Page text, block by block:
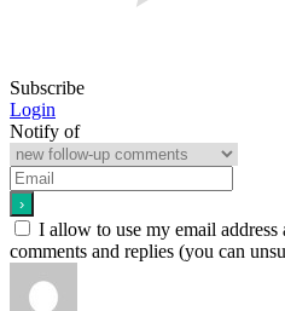
Subscribe
Login
Notify of
I allow to use my email
comments and replies (you can